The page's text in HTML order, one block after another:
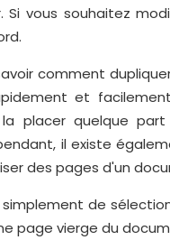
vous souhaitez
comment
et
placer quelque
il existe
des pages d'un
de
page vierge du